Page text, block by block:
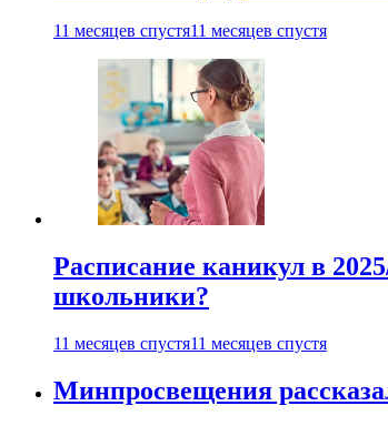
11 месяцев спустя11 месяцев спустя
Расписание каникул в
школьники?
11 месяцев спустя11 месяцев спустя
Минпросвещения